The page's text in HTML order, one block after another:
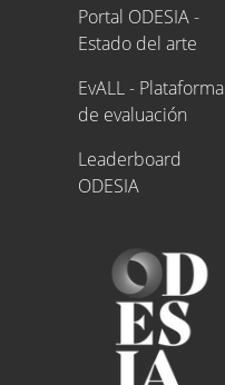
Portal ODESIA -
Estado del arte
EvALL - Plataforma
de evaluación
Leaderboard
ODESIA